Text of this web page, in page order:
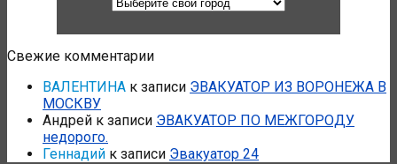
Свежие комментарии
ВАЛЕНТИНА к записи ЭВАКУАТОР ИЗ ВОРОНЕЖА В
МОСКВУ
Андрей к записи ЭВАКУАТОР ПО МЕЖГОРОДУ
недорого.
Геннадий к записи Эвакуатор 24